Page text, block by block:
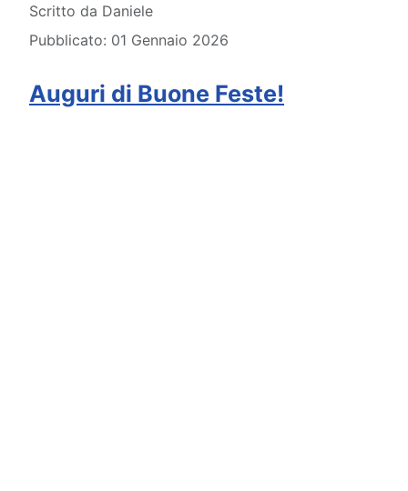
Dettagli
Scritto da Daniele
Pubblicato: 01 Gennaio 2026
Auguri di Buone Feste!